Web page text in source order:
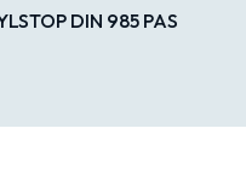
DIN 985 PAS